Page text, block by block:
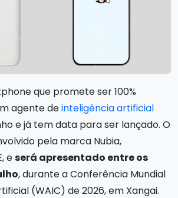
que promete ser 100%
agente deinteligência artificial
e já tem data para ser lançado. O
pela marca Nubia,
eserá apresentado entre os
, durante a Conferência Mundial
(WAIC) de 2026, em Xangai.